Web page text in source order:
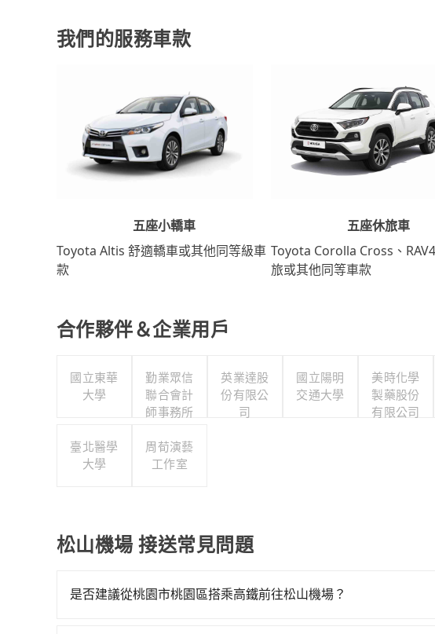
我們的服務車款
五座小轎車
Toyota Altis 舒適轎車或其他同等級車
款
五座休旅車
Toyota Corolla Cross、
旅或其他同等車款
合作夥伴＆企業用戶
國立東華
大學
勤業眾信
聯合會計
師事務所
英業達股
份有限公
司
國立陽明
交通大學
美時化學
製藥股份
有限公司
臺北醫學
大學
周荀演藝
工作室
松山機場 接送常見問題
是否建議從桃園市桃園區搭乘高鐵前往松山機場？